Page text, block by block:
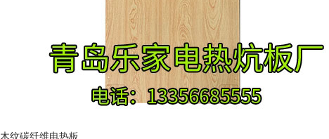
木纹碳纤维电热板